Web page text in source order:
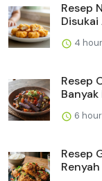
Resep
Disukai
4
Resep
Banyak
6
Resep
Renyah